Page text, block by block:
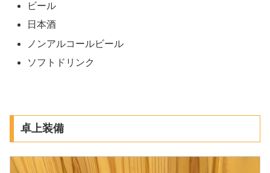
ビール
日本酒
ノンアルコールビール
ソフトドリンク
卓上装備